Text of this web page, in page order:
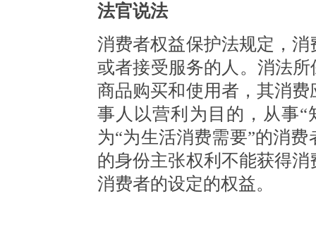
法官说法
消费者权益保护法规定，
或者接受服务的人。消法
商品购买和使用者，其消
事人以营利为目的，从事
为“为生活消费需要”的消
的身份主张权利不能获得
消费者的设定的权益。